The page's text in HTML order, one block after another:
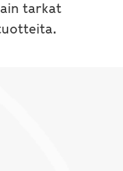
tarkat